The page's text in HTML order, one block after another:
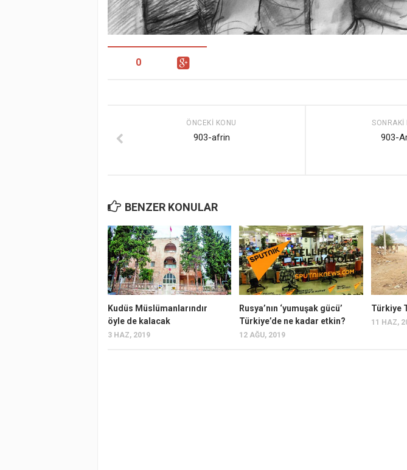
0
SONRAKI
903-
ÖNCEKI KONU
903-afrin
BENZER KONULAR
Kudüs Müslümanlarındır
öyle de kalacak
3 HAZ, 2019
Rusya’nın ‘yumuşak gücü’
Türkiye’de ne kadar etkin?
12 AĞU, 2019
Türkiye
11 HAZ,